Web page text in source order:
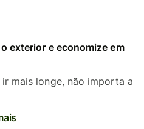
exterior e economize em
mais longe, não importa a